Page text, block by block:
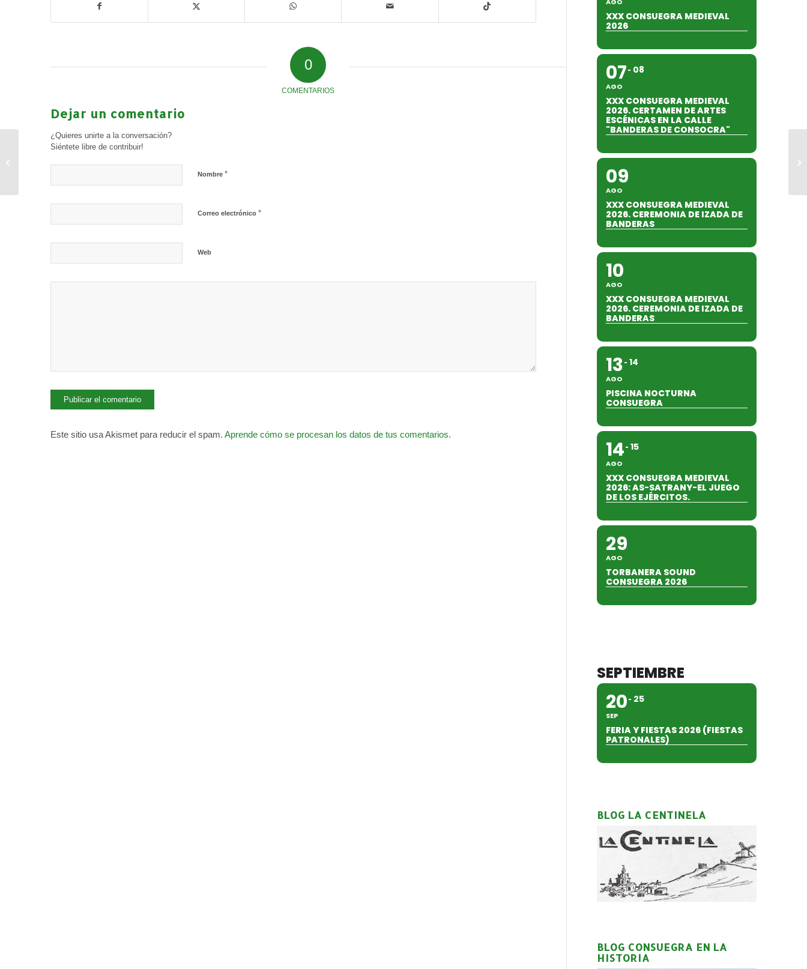
0
COMENTARIOS
Dejar un comentario
¿Quieres unirte a la conversación?
Siéntete libre de contribuir!
Nombre *
Correo electrónico *
Web
Este sitio usa Akismet para reducir el spam. Aprende cómo se procesan los datos de tus comentarios.
XXX CONSUEGRA MEDIEVAL
2026
07
AGO
08
XXX CONSUEGRA MEDIEVAL
2026. CERTAMEN DE ARTES
ESCÉNICAS EN LA CALLE
"BANDERAS DE CONSOCRA"
09
AGO
XXX CONSUEGRA MEDIEVAL
2026. CEREMONIA DE IZADA DE
BANDERAS
10
AGO
XXX CONSUEGRA MEDIEVAL
2026. CEREMONIA DE IZADA DE
BANDERAS
13
AGO
14
PISCINA NOCTURNA
CONSUEGRA
14
AGO
15
XXX CONSUEGRA MEDIEVAL
2026: AS-SATRANY-EL JUEGO
DE LOS EJÉRCITOS.
29
AGO
TORBANERA SOUND
CONSUEGRA 2026
SEPTIEMBRE
20
SEP
25
FERIA Y FIESTAS 2026 (FIESTAS
PATRONALES)
BLOG LA CENTINELA
BLOG CONSUEGRA EN LA
HISTORIA
Pleno ordinario